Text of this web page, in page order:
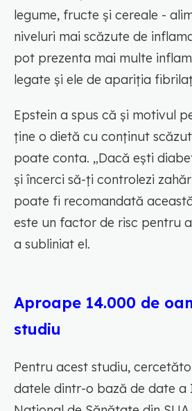
legume, fructe și cereale -
niveluri mai scăzute de
pot prezenta mai multe
legate și ele de apariția
Epstein a spus că și motivul
ține o dietă cu conținut
poate conta. „Dacă ești
și încerci să-ți controlezi
poate fi recomandată
este un factor de risc pentru
a subliniat el.
Aproape 14.000 de
studiu
Pentru acest studiu,
datele dintr-o bază de date a